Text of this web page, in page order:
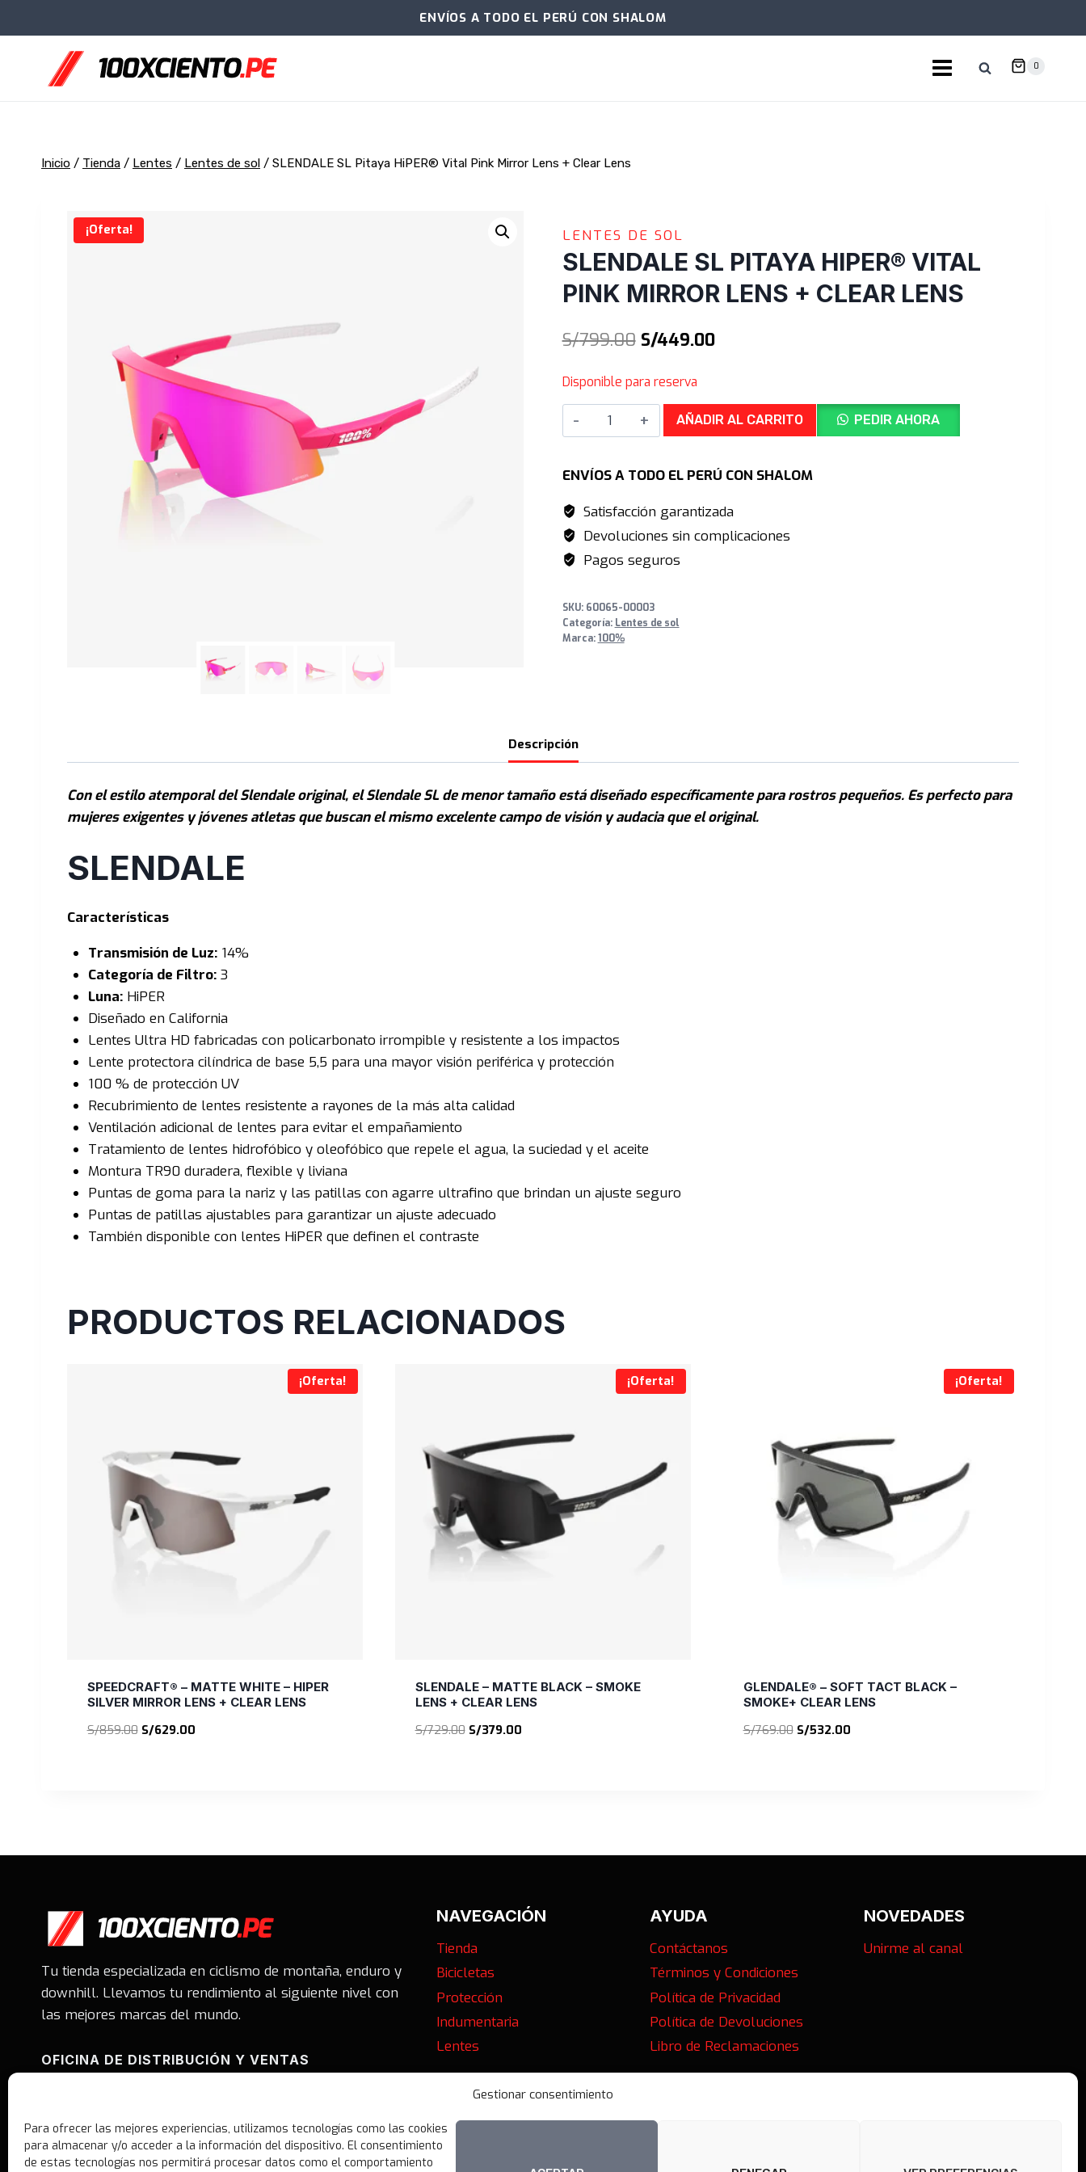
Gestionar consentimiento
Para ofrecer las mejores experiencias, utilizamos tecnologías como las cookies
para almacenar y/o acceder a la información del dispositivo. El consentimiento
de estas tecnologías nos permitirá procesar datos como el comportamiento
al
ENVÍOS A TODO EL PERÚ CON SHALOM
0
Inicio / Tienda / Lentes / Lentes de sol / SLENDALE SL Pitaya HiPER® Vital Pink Mirror Lens + Clear Lens
¡Oferta! LENTES DE SOL
SLENDALE SL PITAYA HIPER® VITAL
PINK MIRROR LENS + CLEAR LENS
S/799.00 El
era:
S/449.00El
es:
Disponible para reserva
SLENDALE
SL
HiPER®
Vital
Mirror
Lens
Clear
Lens
AÑADIR AL CARRITO PEDIR AHORA
ENVÍOS A TODO EL PERÚ CON SHALOM
Satisfacción garantizada
Devoluciones sin complicaciones
Pagos seguros
SKU: 60065-00003
Categoría: Lentes de sol
Marca:100%
Descripción
Con el estilo atemporal del Slendale original, el Slendale SL de menor tamaño está diseñado específicamente para rostros pequeños. Es perfecto para
mujeres exigentes y jóvenes atletas que buscan el mismo excelente campo de visión y audacia que el original.
SLENDALE
Características
Transmisión de Luz:14%
Categoría de Filtro:3
Luna:HiPER
Diseñado en California
Lentes Ultra HD fabricadas con policarbonato irrompible y resistente a los impactos
Lente protectora cilíndrica de base 5,5 para una mayor visión periférica y protección
100 % de protección UV
Recubrimiento de lentes resistente a rayones de la más alta calidad
Ventilación adicional de lentes para evitar el empañamiento
Tratamiento de lentes hidrofóbico y oleofóbico que repele el agua, la suciedad y el aceite
Montura TR90 duradera, flexible y liviana
Puntas de goma para la nariz y las patillas con agarre ultrafino que brindan un ajuste seguro
Puntas de patillas ajustables para garantizar un ajuste adecuado
También disponible con lentes HiPER que definen el contraste
PRODUCTOS RELACIONADOS
¡Oferta!
SPEEDCRAFT® – MATTE WHITE – HIPER
SILVER MIRROR LENS + CLEAR LENS
S/859.00 El
S/629.00El
¡Oferta!
SLENDALE – MATTE BLACK – SMOKE
LENS + CLEAR LENS
S/729.00 El
S/379.00El
¡Oferta!
GLENDALE® – SOFT TACT BLACK –
SMOKE+ CLEAR LENS
S/769.00 El
S/532.00El
Tu tienda especializada en ciclismo de montaña, enduro y
downhill. Llevamos tu rendimiento al siguiente nivel con
las mejores marcas del mundo.
OFICINA DE DISTRIBUCIÓN Y VENTAS
Whatsapp: 981377702
Correo: ventas@100xciento.pe
NAVEGACIÓN
Tienda
Bicicletas
Protección
Indumentaria
Lentes
AYUDA
Contáctanos
Términos y Condiciones
Política de Privacidad
Política de Devoluciones
Libro de Reclamaciones
NOVEDADES
Unirme al canal